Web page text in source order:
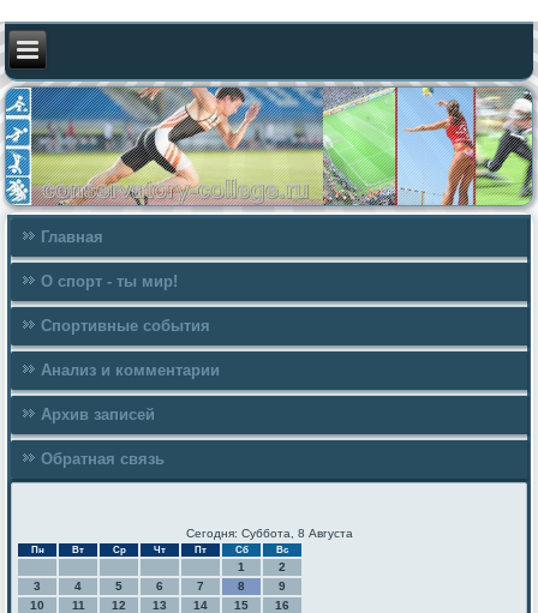
Главная
О спорт - ты мир!
Спортивные события
Анализ и комментарии
Архив записей
Обратная связь
Сегодня: Суббота, 8 Августа
Пн Вт Ср Чт Пт Сб Вс
1
2
3
4 5 6 7 8
9
10
11 12 13 14 15
16